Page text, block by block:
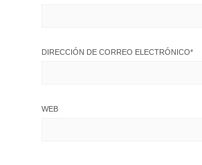
DIRECCIÓN DE CORREO ELECTRÓNICO*
WEB